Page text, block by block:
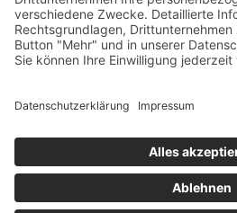
August 2020
Juli 2020
Juni 2020
April 2020
September 2018
Juni 2018